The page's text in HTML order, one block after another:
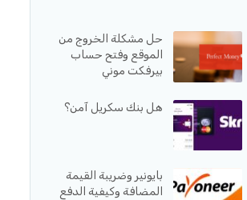
حل مشكلة الخروج من
الموقع وفتح حساب
بيرفكت موني
هل بنك سكريل آمن؟
بايونير وضريبة القيمة
المضافة وكيفية الدفع